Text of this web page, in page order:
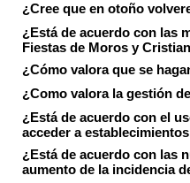
¿Cree que en otoño
¿Está de acuerdo con las
Fiestas de Moros y
¿Cómo valora que se
¿Como valora la gestión
¿Está de acuerdo con el
acceder a
¿Está de acuerdo con las
aumento de la incidencia